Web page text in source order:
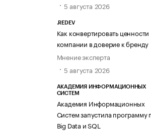
5 августа 2026
.REDEV
Как конвертировать ценности
компании в доверие к бренду
Мнение эксперта
5 августа 2026
АКАДЕМИЯ ИНФОРМАЦИОННЫХ
СИСТЕМ
Академия Информационных
Систем запустила программу
Big Data и SQL